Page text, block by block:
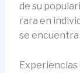
de su
rara en
se encuentra
Experiencias